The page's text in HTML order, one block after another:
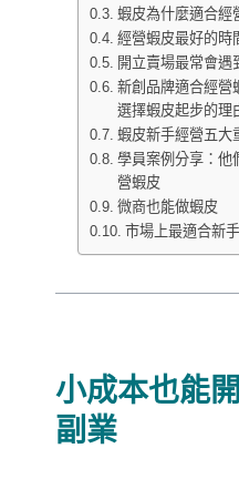
蝦皮為什麼適合經
經營蝦皮最好的時
開立賣場最常會遇
新創品牌適合經營
選擇蝦皮起步的理
蝦皮新手經營五大
學員案例分享：他
營蝦皮
微商也能做蝦皮
市場上最適合新
小成本也能
副業